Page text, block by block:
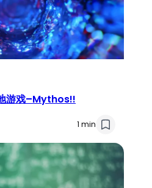
游戏–Mythos!!
1 min